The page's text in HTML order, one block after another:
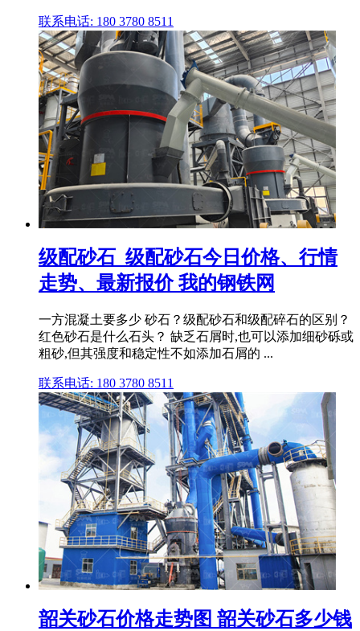
联系电话: 180 3780 8511
级配砂石_级配砂石今日价格、行情
走势、最新报价 我的钢铁网
一方混凝土要多少 砂石？级配砂石和级配碎石的区别？
红色砂石是什么石头？ 缺乏石屑时,也可以添加细砂砾或
粗砂,但其强度和稳定性不如添加石屑的 ...
联系电话: 180 3780 8511
韶关砂石价格走势图 韶关砂石多少钱